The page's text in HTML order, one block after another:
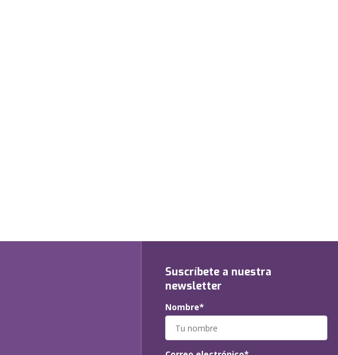
Suscríbete a nuestra
newsletter
Nombre*